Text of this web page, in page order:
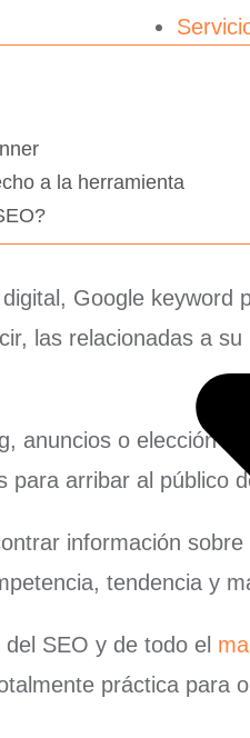
a la herramienta
Google keyword
las relacionadas a
anuncios o elección
arribar al público
información
tendencia y
SEO y de todo el
práctica para